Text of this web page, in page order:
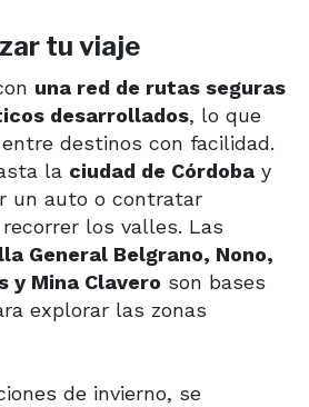
tu viaje
una red de rutas seguras
desarrollados, lo que
destinos con facilidad.
la ciudad de Córdoba y
un auto o contratar
los valles. Las
General Belgrano, Nono,
y Mina Clavero son bases
explorar las zonas
de invierno, se